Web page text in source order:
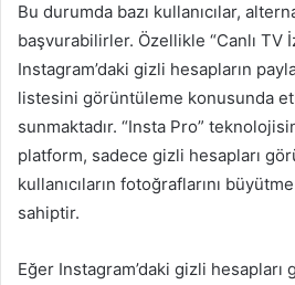
Bu durumda bazı kullanıcılar,
başvurabilirler. Özellikle “Canlı TV
Instagram’daki gizli hesapların
listesini görüntüleme konusunda
sunmaktadır. “Insta Pro”
platform, sadece gizli hesapları
kullanıcıların fotoğraflarını
sahiptir.
Eğer Instagram’daki gizli hesapları